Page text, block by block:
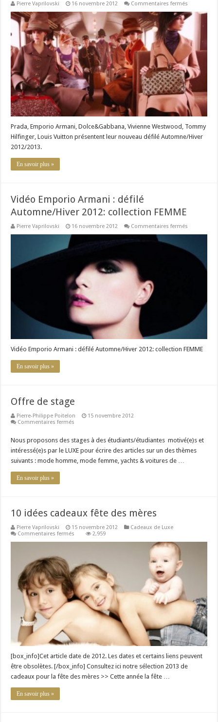
Pierre Vaprilovski 16 novembre 2012 Commentaires fermés
vidéos
2012-
2013
Prada, Emporio Armani, Dolce&Gabbana, Vivienne Westwood, Tommy
Hilfinger, Louis Vuitton présentent leur nouveau défilé Automne/Hiver
2012/2013.
En savoir plus »
Vidéo Emporio Armani : défilé
Automne/Hiver 2012: collection FEMME
Pierre Vaprilovski 16 novembre 2012 Commentaires fermés
:
défilé
Automne/
Vidéo Emporio Armani : défilé Automne/Hiver 2012: collection FEMME
En savoir plus »
Offre de stage
Pierre-Philippe Poitelon
15 novembre 2012
Commentaires fermés
stage
Nous proposons des stages à des étudiants/étudiantes motivé(e)s et
intéressé(e)s par le LUXE pour écrire des articles sur un des thèmes
suivants : mode homme, mode femme, yachts & voitures de …
En savoir plus »
10 idées cadeaux fête des mères
Pierre Vaprilovski 15 novembre 2012
Cadeaux de Luxe
Commentaires fermés
des
mères
2,959
[box_info]Cet article date de 2012. Les dates et certains liens peuvent
être obsolètes. [/box_info] Consultez ici notre sélection 2013 de
cadeaux pour la fête des mères >> Cette année la fête …
En savoir plus »